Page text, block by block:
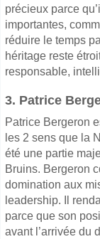
précieux parce
importantes,
réduire le temps
héritage reste
responsable,
3. Patrice
Patrice Bergeron
les 2 sens que la
été une partie
Bruins. Bergeron
domination aux
leadership. Il
parce que son
avant l’arrivée du